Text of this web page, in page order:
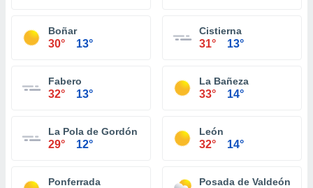
Boñar
30° 13°
Cistierna
31° 13°
Fabero
32° 13°
La Bañeza
33° 14°
La Pola de Gordón
29° 12°
León
32° 14°
Ponferrada Posada de Valdeón